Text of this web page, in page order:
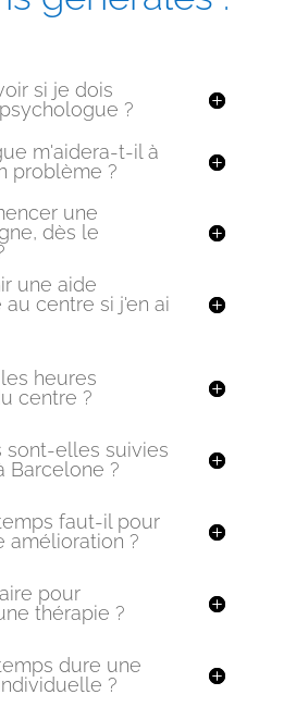
si je dois
?
m'aidera-t-il à
problème ?
une
dès le
une aide
centre si j'en ai
heures
centre ?
sont-elles suivies
Barcelone ?
faut-il pour
amélioration ?
pour
thérapie ?
dure une
?